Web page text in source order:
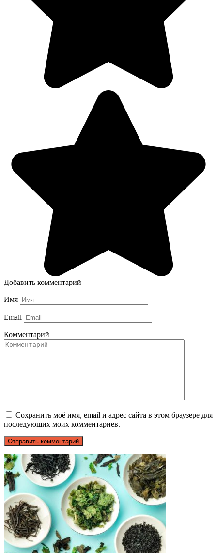
Добавить комментарий
Имя
Email
Комментарий
Сохранить моё имя, email и адрес сайта в этом браузере для
последующих моих комментариев.